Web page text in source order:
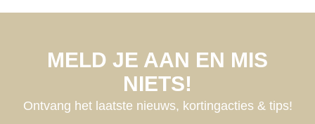
MELD JE AAN EN MIS
NIETS!
Ontvang het laatste nieuws, kortingacties & tips!